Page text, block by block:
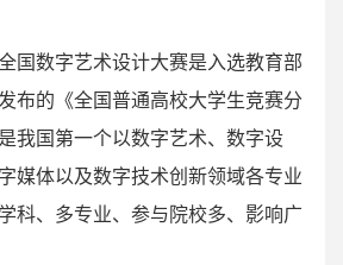
国数字艺术设计大赛是入选教育部
布的《全国普通高校大学生竞赛分
我国第一个以数字艺术、数字设
媒体以及数字技术创新领域各专业
科、多专业、参与院校多、影响广